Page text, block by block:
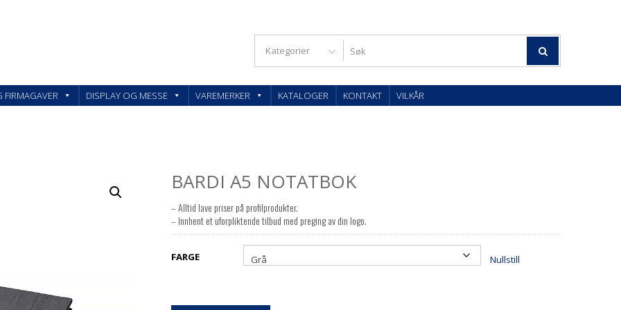
FIRMAGAVER DISPLAY OG MESSE VAREMERKER KATALOGER KONTAKT VILKÅR
BARDI A5 NOTATBOK
– Alltid lave priser på profilprodukter.
– Innhent et uforpliktende tilbud med preging av din logo.
FARGE Nullstill